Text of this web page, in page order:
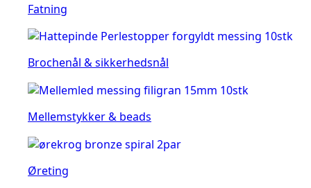
Fatning
Brochenål & sikkerhedsnål
Mellemstykker & beads
Øreting